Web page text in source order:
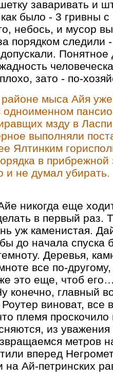
заваривать и
было - 3 гривны с
небось, и мусор
порядком
зато - по-
мыса Айя
одноименном
мзду в
выполняли
Ялтинким
в
и не думал
никогда еще
в первый раз.
уж каменистая.
до начала
Деревья,
все по-
это еще, чтоб
конечно, главный
виноват, все
племя
из
метров
вперед
на Ай-петринских